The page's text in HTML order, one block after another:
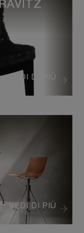
VEDI DI PIÙ
VEDI DI PIÙ